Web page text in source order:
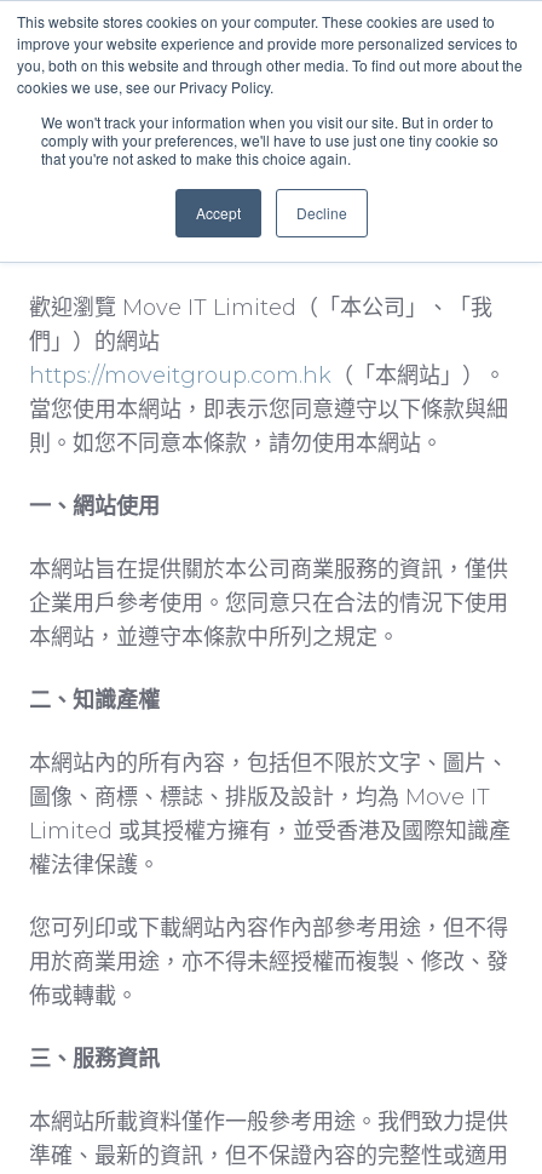
This website stores cookies on your computer. These cookies are used to
improve your website experience and provide more personalized services to
you, both on this website and through other media. To find out more about the
cookies we use, see our Privacy Policy.
We won't track your information when you visit our site. But in order to
comply with your preferences, we'll have to use just one tiny cookie so
that you're not asked to make this choice again.
Accept Decline
使用條款與細則
歡迎瀏覽 Move IT Limited（「本公司」、「我
們」）的網站
https://moveitgroup.com.hk （「本網站」）。
當您使用本網站，即表示您同意遵守以下條款與細
則。如您不同意本條款，請勿使用本網站。
一、網站使用
本網站旨在提供關於本公司商業服務的資訊，僅供
企業用戶參考使用。您同意只在合法的情況下使用
本網站，並遵守本條款中所列之規定。
二、知識產權
本網站內的所有內容，包括但不限於文字、圖片、
圖像、商標、標誌、排版及設計，均為 Move IT
Limited 或其授權方擁有，並受香港及國際知識產
權法律保護。
您可列印或下載網站內容作內部參考用途，但不得
用於商業用途，亦不得未經授權而複製、修改、發
佈或轉載。
三、服務資訊
本網站所載資料僅作一般參考用途。我們致力提供
準確、最新的資訊，但不保證內容的完整性或適用